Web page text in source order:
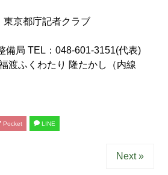
東京都庁記者クラブ
備局 TEL：048-601-3151(代表)
渡ふくわたり 隆たかし（内線
Pocket LINE
Next »